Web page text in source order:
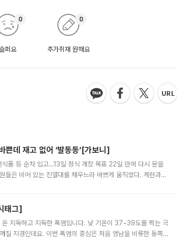
슬퍼요
0
추가취재 원해요
0
데 재고 없어 ‘발동동’[가보니]
품 등 순차 입고…13일 정식 개장 목표 22일 만에 다시 문을
들은 비어 있는 진열대를 채우느라 바쁘게 움직였다. 계란과
태그]
온 지독하고 지독한 폭염입니다. 낮 기온이 37~39도를 찍는 극
질 지경인데요. 이번 폭염의 중심은 처음 영남을 비롯한 동쪽